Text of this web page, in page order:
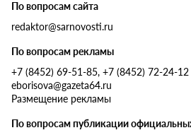
По вопросам сайта
redaktor@sarnovosti.ru
По вопросам рекламы
+7 (8452) 69-51-85, +7 (8452) 72-24-12
eborisova@gazeta64.ru
Размещение рекламы
По вопросам публикации